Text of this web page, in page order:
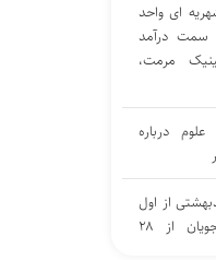
شهریه ای واحد
سمت درآمد
مرمت،
درباره
از اول
مهر/ انتخاب واحد دانشجویان از ۲۸